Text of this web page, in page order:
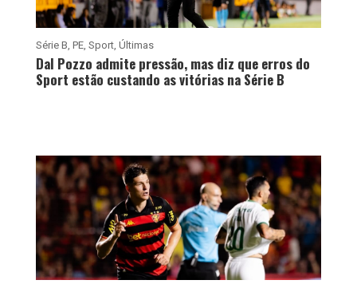
Série B, PE, Sport, Últimas
Dal Pozzo admite pressão, mas diz que erros do
Sport estão custando as vitórias na Série B